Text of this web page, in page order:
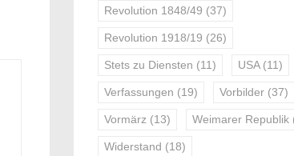
Revolution 1848/49 (37)
Revolution 1918/19 (26)
Stets zu Diensten (11) USA(11)
Verfassungen (19) Vorbilder (37)
Vormärz (13) Weimarer Republik
Widerstand (18)